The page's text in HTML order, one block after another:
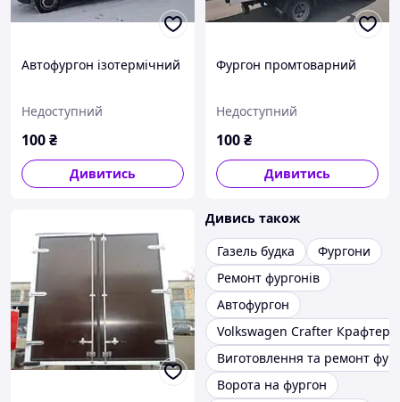
Автофургон ізотермічний
Недоступний
100₴
Дивитись
Фургон промтоварний
Недоступний
100₴
Дивитись
Дивись також
Газель будка
Фургони
Ремонт фургонів
Автофургон
Volkswagen Crafter Крафтер":
Виготовлення та ремонт
Ворота на фургон